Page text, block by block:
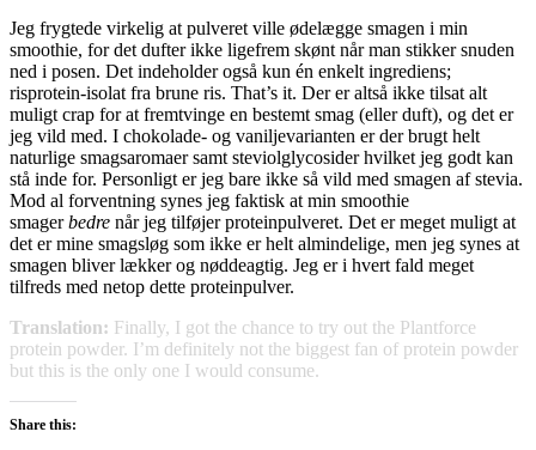
Jeg frygtede virkelig at pulveret ville ødelægge smagen i min
smoothie, for det dufter ikke ligefrem skønt når man stikker snuden
ned i posen. Det indeholder også kun én enkelt ingrediens;
risprotein-isolat fra brune ris. That’s it. Der er altså ikke tilsat alt
muligt crap for at fremtvinge en bestemt smag (eller duft), og det er
jeg vild med. I chokolade- og vaniljevarianten er der brugt helt
naturlige smagsaromaer samt steviolglycosider hvilket jeg godt kan
stå inde for. Personligt er jeg bare ikke så vild med smagen af stevia.
Mod al forventning synes jeg faktisk at min smoothie
smagerbedre når jeg tilføjer proteinpulveret. Det er meget muligt at
det er mine smagsløg som ikke er helt almindelige, men jeg synes at
smagen bliver lækker og nøddeagtig. Jeg er i hvert fald meget
tilfreds med netop dette proteinpulver.
Translation: Finally, I got the chance to try out the Plantforce
protein powder. I’m definitely not the biggest fan of protein powder
but this is the only one I would consume.
Share this: